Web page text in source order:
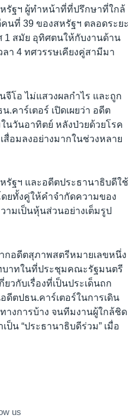
รัฐฯ ผู้ทำหน้าที่ที่ปรึกษาที่ใกล้
นที่ 39 ของสหรัฐฯ ตลอดระยะ
1 สมัย อุทิศตนให้กับงานด้าน
ลา 4 ทศวรรษเคียงคู่สามีมา
จีโอ ไม่แสวงผลกำไร และถูก
.คาร์เตอร์ เปิดเผยว่า อดีต
นวันอาทิตย์ หลังป่วยด้วยโรค
อมลงอย่างมากในช่วงหลาย
รัฐฯ และอดีตประธานาธิบดีใช้
ยทั้งคู่ให้คำจำกัดความของ
ามเป็นหุ้นส่วนอย่างเต็มรูป
กอดีตสุภาพสตรีหมายเลขหนึ่ง
บาทในที่ประชุมคณะรัฐมนตรี
วกับเรื่องที่เป็นประเด็นถก
ดีตปธน.คาร์เตอร์ในการเดิน
างการบ้าง จนทีมงานผู้ใกล้ชิด
ป็น “ประธานาธิบดีร่วม” เมื่อ
us